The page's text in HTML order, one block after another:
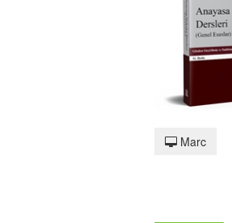
Marc